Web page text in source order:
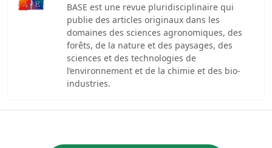
BASE est une revue pluridisciplinaire qui
publie des articles originaux dans les
domaines des sciences agronomiques, des
forêts, de la nature et des paysages, des
sciences et des technologies de
l’environnement et de la chimie et des bio-
industries.